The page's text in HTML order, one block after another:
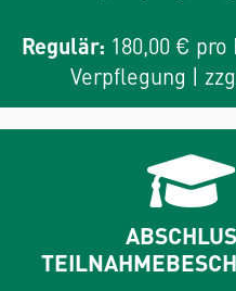
Regulär: 180,00 €
Verpflegung |